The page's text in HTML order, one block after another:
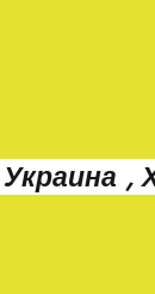
Украина ,